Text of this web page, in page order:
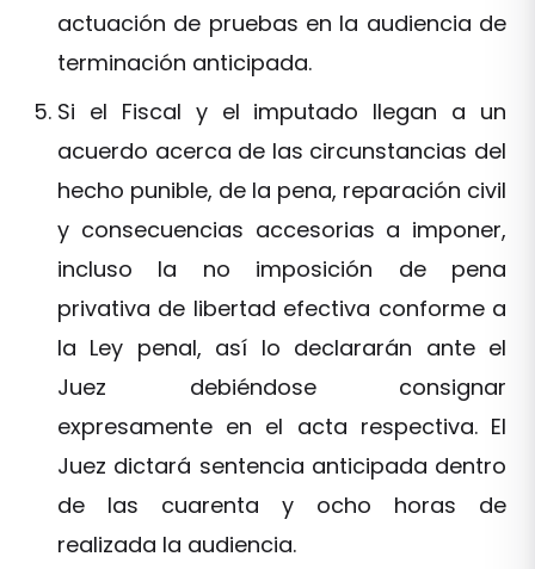
actuación de pruebas en la audiencia de
terminación anticipada.
Si el Fiscal y el imputado llegan a un
acuerdo acerca de las circunstancias del
hecho punible, de la pena, reparación civil
y consecuencias accesorias a imponer,
incluso la no imposición de pena
privativa de libertad efectiva conforme a
la Ley penal, así lo declararán ante el
Juez debiéndose consignar
expresamente en el acta respectiva. El
Juez dictará sentencia anticipada dentro
de las cuarenta y ocho horas de
realizada la audiencia.